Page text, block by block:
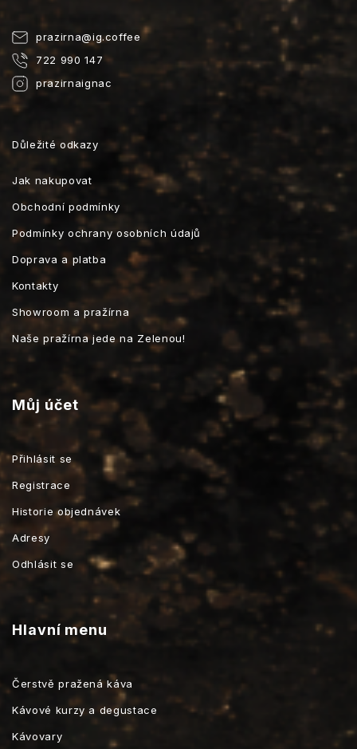
prazirna@ig.coffee
722 990 147
prazirnaignac
Důležité odkazy
Jak nakupovat
Obchodní podmínky
Podmínky ochrany osobních údajů
Doprava a platba
Kontakty
Showroom a pražírna
Naše pražírna jede na Zelenou!
Můj účet
Přihlásit se
Registrace
Historie objednávek
Adresy
Odhlásit se
Hlavní menu
Čerstvě pražená káva
Kávové kurzy a degustace
Kávovary